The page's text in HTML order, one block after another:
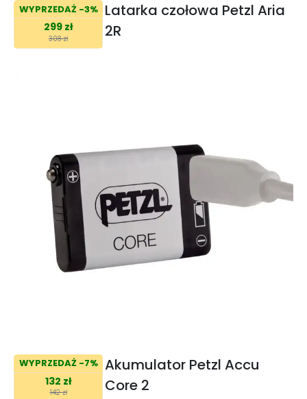
WYPRZEDAŻ -3%
299 zł
308 zł
Latarka czołowa Petzl Aria
2R
WYPRZEDAŻ -7%
132 zł
142 zł
Akumulator Petzl Accu
Core 2